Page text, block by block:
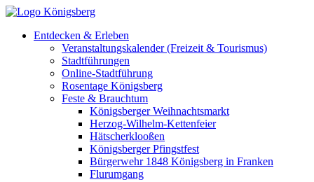
Entdecken & Erleben
Veranstaltungskalender (Freizeit & Tourismus)
Stadtführungen
Online-Stadtführung
Rosentage Königsberg
Feste & Brauchtum
Königsberger Weihnachtsmarkt
Herzog-Wilhelm-Kettenfeier
Hätscherklooßen
Königsberger Pfingstfest
Bürgerwehr 1848 Königsberg in Franken
Flurumgang